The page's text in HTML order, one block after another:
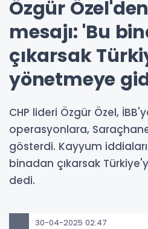
Özgür
mesajı: 'Bu
çıkarsak
yönetmeye
CHP lideri Özgür Özel,
operasyonlara,
gösterdi. Kayyum
binadan çıkarsak
dedi.
30-04-2025 02:47